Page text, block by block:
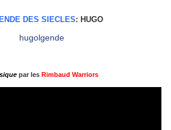
DES SIECLES: HUGO
par les Rimbaud Warriors